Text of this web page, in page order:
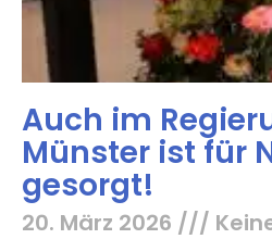
Auch im
Münster ist für
gesorgt!
20. März 2026